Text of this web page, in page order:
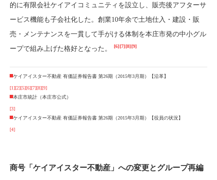
的に有限会社ケイアイコミュニティを設立し、販売後アフターサ
ービス機能も子会社化した。創業10年余で土地仕入・建設・販
売・メンテナンスを一貫して手がける体制を本庄市発の中小グル
ープで組み上げた格好となった。
[6][7][8][9]
ケイアイスター不動産 有価証券報告書 第26期（2015年3月期）【沿革】
[1][2][5][6][7][8][9]
本庄市統計（本庄市公式）
[3]
ケイアイスター不動産 有価証券報告書 第26期（2015年3月期）【役員の状況】
[4]
商号「ケイアイスター不動産」への変更とグループ再編